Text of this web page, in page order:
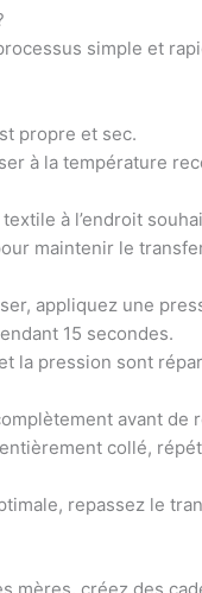
simple et
propre et sec.
à la température
à l’endroit
maintenir le
appliquez une
15 secondes.
la pression sont
avant
collé,
repassez le